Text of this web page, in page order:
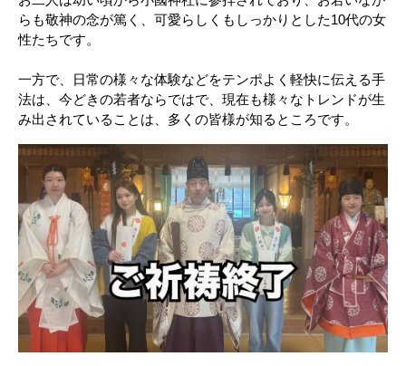
らも敬神の念が篤く、可愛らしくもしっかりとした10代の女
性たちです。
一方で、日常の様々な体験などをテンポよく軽快に伝える手
法は、今どきの若者ならではで、現在も様々なトレンドが生
み出されていることは、多くの皆様が知るところです。